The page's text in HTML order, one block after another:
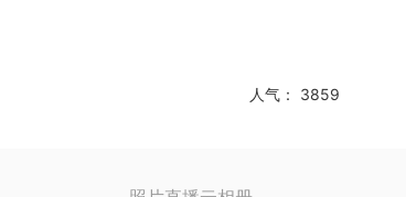
人气： 3859